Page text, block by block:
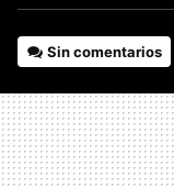
Sin comentarios